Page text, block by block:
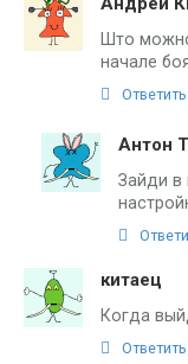
Што
начале
Ответить
Антон
Зайди в
китаец
Когда
Ответить